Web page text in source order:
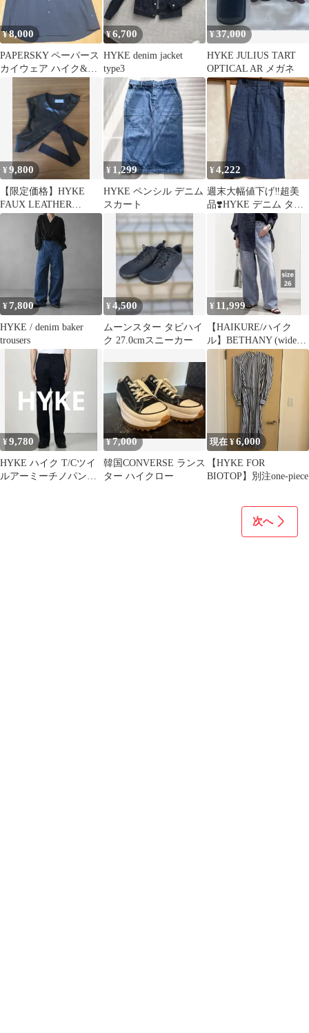
¥8,000
PAPERSKY ペーパース
カイウェア ハイク&バ
イクケイブビッグハー
フシャツ
¥6,700
HYKE denim jacket
type3
¥37,000
HYKE JULIUS TART
OPTICAL AR メガネ
¥9,800
【限定価格】HYKE
FAUX LEATHER
ASYMMETRIC TOP
¥ 1,299
HYKE ペンシル デニム
スカート
¥4,222
週末大幅値下げ‼️超美
品❣️HYKE デニム タイ
トスカート サイズ1
¥7,800
HYKE / denim baker
trousers
¥4,500
ムーンスター タビハイ
ク 27.0cmスニーカー
¥ 11,999
【HAIKURE/ハイク
ル】BETHANY (wide
leg)サイズ26
¥9,780
HYKE ハイク T/Cツイ
ルアーミーチノパンツ
¥7,000
韓国CONVERSE ランス
ター ハイクロー
現在 ¥6,000
【HYKE FOR
BIOTOP】別注one-piece
次へ